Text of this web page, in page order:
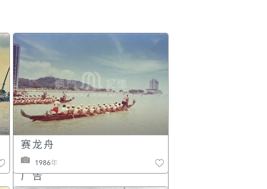
赛龙舟
1986年
广星电视行及公共天线贺年
广告